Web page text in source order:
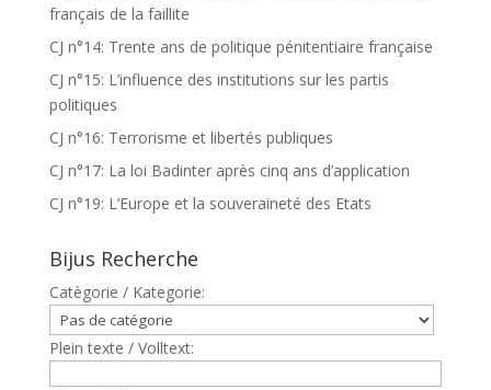
français de la faillite
CJ n°14: Trente ans de politique pénitentiaire française
CJ n°15: L’influence des institutions sur les partis
politiques
CJ n°16: Terrorisme et libertés publiques
CJ n°17: La loi Badinter après cinq ans d’application
CJ n°19: L’Europe et la souveraineté des Etats
Bijus Recherche
Catègorie / Kategorie:
Plein texte / Volltext: